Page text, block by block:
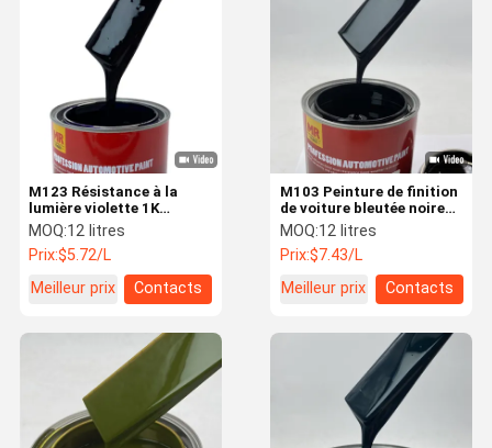
M123 Résistance à la
lumière violette 1K
Peinture automobile
revêtement Séchage
rapide
MOQ:12 litres
Prix:$5.72/L
Meilleur prix
Contacts
M103 Peinture de finition
de voiture bleutée noire
acrylique 1K Peinture de
pulvérisation de voiture
sophistiquée
MOQ:12 litres
Prix:$7.43/L
Meilleur prix
Contacts